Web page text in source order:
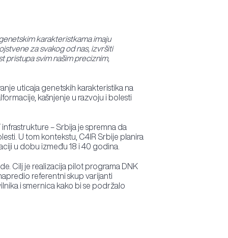
karakteristkama imaju
za svakog od nas, izvršiti
pristupa svim našim preciznim,
uticaja genetskih karakteristika na
kašnjenje u razvoju i bolesti
– Srbija je spremna da
U tom kontekstu, C4IR Srbije planira
u dobu između 18 i 40 godina.
Cilj je realizacija pilot programa DNK
referentni skup varijanti
i smernica kako bi se podržalo